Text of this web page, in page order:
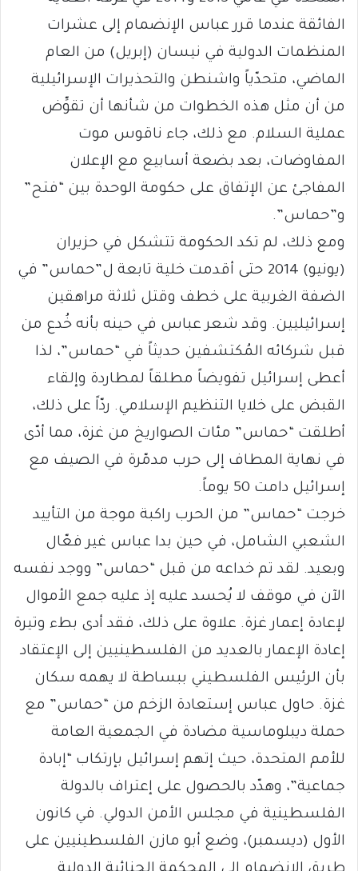
الفائقة عندما قرر عباس الإنضمام إلى عشرات
المنظمات الدولية في نيسان (إبريل) من العام
الماضي، متحدّياً واشنطن والتحذيرات الإسرائيلية
من أن مثل هذه الخطوات من شأنها أن تقوِّض
عملية السلام. مع ذلك، جاء ناقوس موت
المفاوضات، بعد بضعة أسابيع مع الإعلان
المفاجئ عن الإتفاق على حكومة الوحدة بين “فتح”
و”حماس”.
ومع ذلك، لم تكد الحكومة تتشكل في حزيران
(يونيو) 2014 حتى أقدمت خلية تابعة ل”حماس” في
الضفة الغربية على خطف وقتل ثلاثة مراهقين
إسرائيليين. وقد شعر عباس في حينه بأنه خُدع من
قبل شركائه المُكتشفين حديثاً في “حماس”، لذا
أعطى إسرائيل تفويضاً مطلقاً لمطاردة وإلقاء
القبض على خلايا التنظيم الإسلامي. ردّاً على ذلك،
أطلقت “حماس” مئات الصواريخ من غزة، مما أدّى
في نهاية المطاف إلى حرب مدمّرة في الصيف مع
إسرائيل دامت 50 يوماً.
خرجت “حماس” من الحرب راكبة موجة من التأييد
الشعبي الشامل، في حين بدا عباس غير فعّال
وبعيد. لقد تم خداعه من قبل “حماس” ووجد نفسه
الآن في موقف لا يُحسد عليه إذ عليه جمع الأموال
لإعادة إعمار غزة. علاوة على ذلك، فقد أدى بطء وتيرة
إعادة الإعمار بالعديد من الفلسطينيين إلى الإعتقاد
بأن الرئيس الفلسطيني ببساطة لا يهمه سكان
غزة. حاول عباس إستعادة الزخم من “حماس” مع
حملة ديبلوماسية مضادة في الجمعية العامة
للأمم المتحدة، حيث إتهم إسرائيل بإرتكاب “إبادة
جماعية”، وهدّد بالحصول على إعتراف بالدولة
الفلسطينية في مجلس الأمن الدولي. في كانون
الأول (ديسمبر)، وضع أبو مازن الفلسطينيين على